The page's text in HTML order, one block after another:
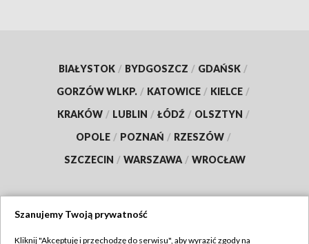
BIAŁYSTOK / BYDGOSZCZ / GDAŃSK /
GORZÓW WLKP. / KATOWICE / KIELCE /
KRAKÓW / LUBLIN / ŁÓDŹ / OLSZTYN /
OPOLE / POZNAŃ / RZESZÓW /
SZCZECIN / WARSZAWA / WROCŁAW
Szanujemy Twoją prywatność
Kliknij "Akceptuję i przechodzę do serwisu", aby wyrazić zgody na